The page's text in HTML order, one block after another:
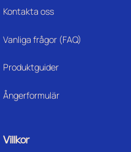
Kontakta oss
Vanliga frågor (FAQ)
Produktguider
Ångerformulär
Villkor